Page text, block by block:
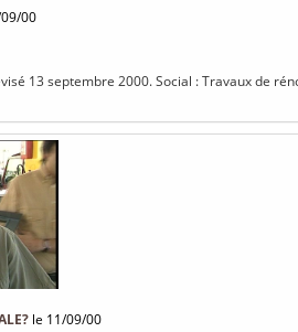
00
13 septembre 2000. Social : Travaux de
le 11/09/00